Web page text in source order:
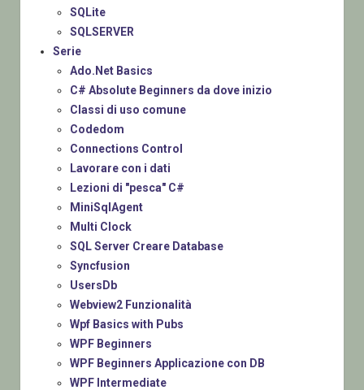
SQLite
SQLSERVER
Serie
Ado.Net Basics
C# Absolute Beginners da dove inizio
Classi di uso comune
Codedom
Connections Control
Lavorare con i dati
Lezioni di "pesca" C#
MiniSqlAgent
Multi Clock
SQL Server Creare Database
Syncfusion
UsersDb
Webview2 Funzionalità
Wpf Basics with Pubs
WPF Beginners
WPF Beginners Applicazione con DB
WPF Intermediate